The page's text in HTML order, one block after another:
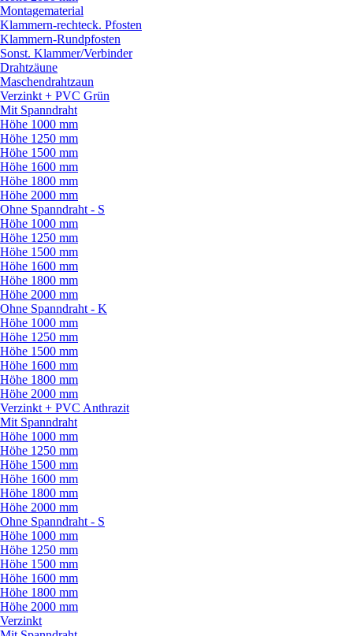
Montagematerial
Klammern-rechteck. Pfosten
Klammern-Rundpfosten
Sonst. Klammer/Verbinder
Drahtzäune
Maschendrahtzaun
Verzinkt + PVC Grün
Mit Spanndraht
Höhe 1000 mm
Höhe 1250 mm
Höhe 1500 mm
Höhe 1600 mm
Höhe 1800 mm
Höhe 2000 mm
Ohne Spanndraht - S
Höhe 1000 mm
Höhe 1250 mm
Höhe 1500 mm
Höhe 1600 mm
Höhe 1800 mm
Höhe 2000 mm
Ohne Spanndraht - K
Höhe 1000 mm
Höhe 1250 mm
Höhe 1500 mm
Höhe 1600 mm
Höhe 1800 mm
Höhe 2000 mm
Verzinkt + PVC Anthrazit
Mit Spanndraht
Höhe 1000 mm
Höhe 1250 mm
Höhe 1500 mm
Höhe 1600 mm
Höhe 1800 mm
Höhe 2000 mm
Ohne Spanndraht - S
Höhe 1000 mm
Höhe 1250 mm
Höhe 1500 mm
Höhe 1600 mm
Höhe 1800 mm
Höhe 2000 mm
Verzinkt